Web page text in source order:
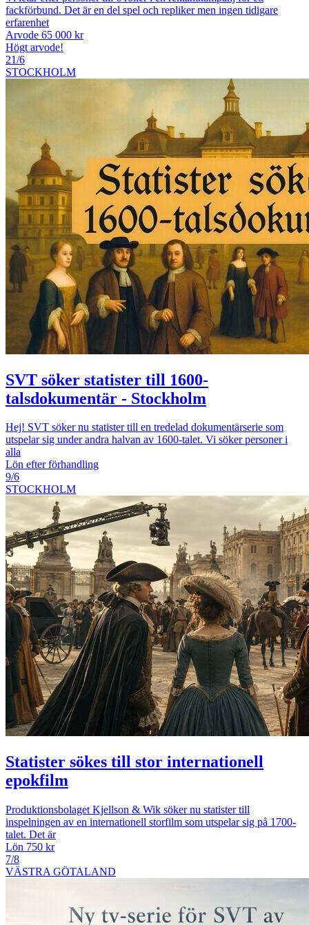
fackförbund. Det är en del spel och repliker men ingen tidigare
erfarenhet
Arvode 65 000 kr
Högt arvode!
21/6
STOCKHOLM
SVT söker statister till 1600-
talsdokumentär - Stockholm
Hej! SVT söker nu statister till en tredelad dokumentärserie som
utspelar sig under andra halvan av 1600-talet. Vi söker personer i
alla
Lön efter förhandling
9/6
STOCKHOLM
Statister sökes till stor internationell
epokfilm
Produktionsbolaget Kjellson & Wik söker nu statister till
inspelningen av en internationell storfilm som utspelar sig på 1700-
talet. Det är
Lön 750 kr
7/8
VÄSTRA GÖTALAND